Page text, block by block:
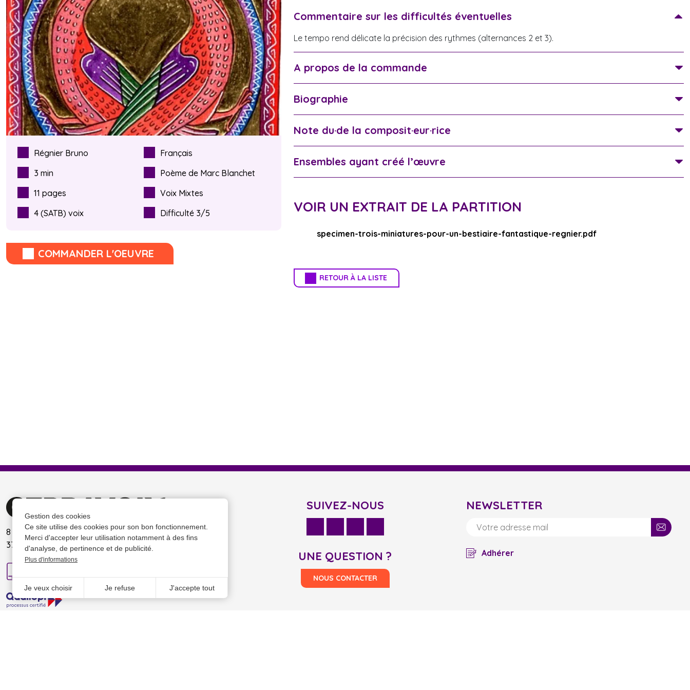
Gestion des cookies
Ce site utilise des cookies pour son bon fonctionnement.
Merci d'accepter leur utilisation notamment à des fins
d'analyse, de pertinence et de publicité.
Plus d'informations
Je veux choisir Je refuse J'accepte tout
ÊTRE ACCOMPAGNÉ·E : DISPOSITIFS ET
RESSOURCES
SUIVRE L'ACTUALITÉ DE LA VOIX
FESTIVAL DE LA VOIX DE CHÂTEAUROUX
ADHÉRER
PROJETS DE TERRITOIRE
Régnier Bruno
Français
3 min
Poème de Marc Blanchet
11 pages
Voix Mixtes
4 (SATB) voix
Difficulté 3/5
COMMANDER L'OEUVRE
Commentaire sur les difficultés éventuelles
Le tempo rend délicate la précision des rythmes (alternances 2 et 3).
A propos de la commande
Biographie
Note du·de la composit·eur·rice
Ensembles ayant créé l’œuvre
VOIR UN EXTRAIT DE LA PARTITION
specimen-trois-miniatures-pour-un-bestiaire-fantastique-regnier.pdf
RETOUR À LA LISTE
8 rue Jean-Jacques Rousseau
37270 Montlouis-sur-Loire
SUIVEZ-NOUS
UNE QUESTION ?
NOUS CONTACTER
NEWSLETTER
Adhérer